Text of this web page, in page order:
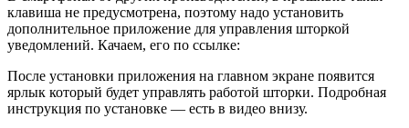
клавиша не предусмотрена, поэтому надо установить
дополнительное приложение для управления шторкой
уведомлений. Качаем, его по ссылке:
После установки приложения на главном экране появится
ярлык который будет управлять работой шторки. Подробная
инструкция по установке — есть в видео внизу.